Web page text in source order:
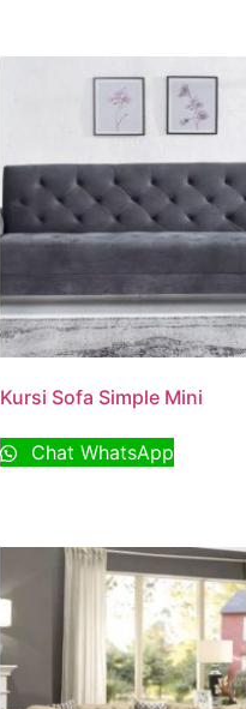
Kursi Sofa Simple Mini
Chat WhatsApp